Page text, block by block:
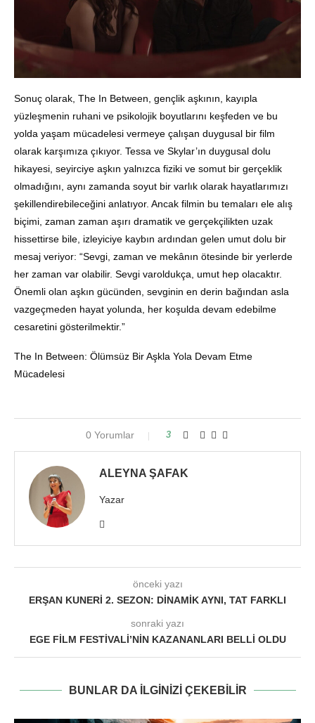
Sonuç olarak, The In Between, gençlik aşkının, kayıpla
yüzleşmenin ruhani ve psikolojik boyutlarını keşfeden ve bu
yolda yaşam mücadelesi vermeye çalışan duygusal bir film
olarak karşımıza çıkıyor. Tessa ve Skylar’ın duygusal dolu
hikayesi, seyirciye aşkın yalnızca fiziki ve somut bir gerçeklik
olmadığını, aynı zamanda soyut bir varlık olarak hayatlarımızı
şekillendirebileceğini anlatıyor. Ancak filmin bu temaları ele alış
biçimi, zaman zaman aşırı dramatik ve gerçekçilikten uzak
hissettirse bile, izleyiciye kaybın ardından gelen umut dolu bir
mesaj veriyor: “Sevgi, zaman ve mekânın ötesinde bir yerlerde
her zaman var olabilir. Sevgi varoldukça, umut hep olacaktır.
Önemli olan aşkın gücünden, sevginin en derin bağından asla
vazgeçmeden hayat yolunda, her koşulda devam edebilme
cesaretini gösterilmektir.”
The In Between: Ölümsüz Bir Aşkla Yola Devam Etme
Mücadelesi
0 Yorumlar 3
ALEYNA ŞAFAK
Yazar
önceki yazı
ERŞAN KUNERI 2. SEZON: DINAMIK AYNI, TAT FARKLI
sonraki yazı
EGE FILM FESTIVALI’NIN KAZANANLARI BELLI OLDU
BUNLAR DA ILGINIZI ÇEKEBILIR